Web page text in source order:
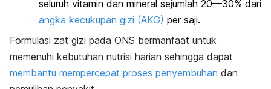
seluruh vitamin dan mineral sejumlah 20—30% dari
angka kecukupan gizi (AKG) per saji.
Formulasi zat gizi pada ONS bermanfaat untuk
memenuhi kebutuhan nutrisi harian sehingga dapat
membantu mempercepat proses penyembuhan dan